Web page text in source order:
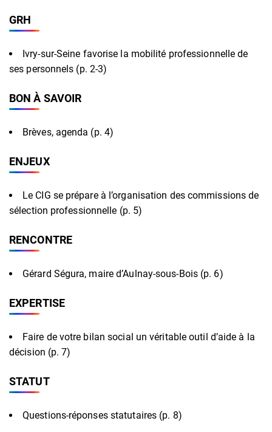
GRH
Ivry-sur-Seine favorise la mobilité professionnelle de
ses personnels (p. 2-3)
BON À SAVOIR
Brèves, agenda (p. 4)
ENJEUX
Le CIG se prépare à l’organisation des commissions de
sélection professionnelle (p. 5)
RENCONTRE
Gérard Ségura, maire d’Aulnay-sous-Bois (p. 6)
EXPERTISE
Faire de votre bilan social un véritable outil d’aide à la
décision (p. 7)
STATUT
Questions-réponses statutaires (p. 8)